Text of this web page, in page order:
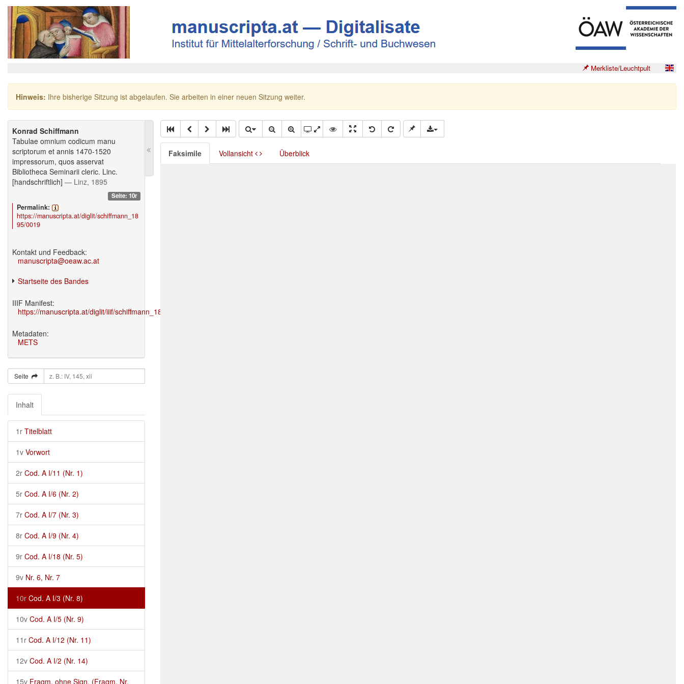
Merkliste/Leuchtpult
Hinweis: Ihre bisherige Sitzung ist abgelaufen. Sie arbeiten in einer neuen Sitzung weiter.
Konrad Schiffmann
Tabulae omnium codicum manu
scriptorum et annis 1470-1520
impressorum, quos asservat
Bibliotheca Seminarii cleric. Linc.
[handschriftlich] — Linz, 1895
Seite: 10r
Permalink:
https://manuscripta.at/diglit/schiffmann_18
95/0019
Kontakt und Feedback:
manuscripta@oeaw.ac.at
Startseite des Bandes
IIIF Manifest:
https://manuscripta.at/diglit/iiif/schiffmann_1895/manifest.json
Metadaten:
METS
Seite
Inhalt
1r Titelblatt
1v Vorwort
2r Cod. A I/11 (Nr. 1)
5r Cod. A I/6 (Nr. 2)
7r Cod. A I/7 (Nr. 3)
8r Cod. A I/9 (Nr. 4)
9r Cod. A I/18 (Nr. 5)
9v Nr. 6, Nr. 7
10r Cod. A I/3 (Nr. 8)
10v Cod. A I/5 (Nr. 9)
11r Cod. A I/12 (Nr. 11)
12v Cod. A I/2 (Nr. 14)
15v Fragm. ohne Sign. (Fragm. Nr.
Faksimile Vollansicht Überblick